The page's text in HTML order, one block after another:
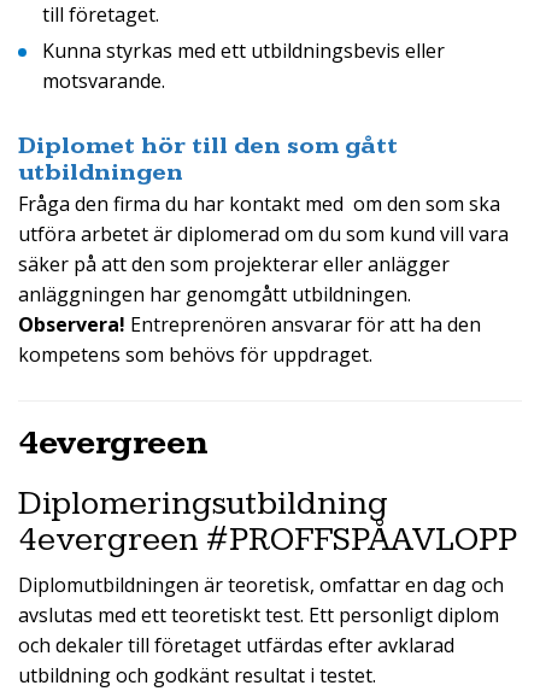
till företaget.
Kunna styrkas med ett utbildningsbevis eller
motsvarande.
Diplomet hör till den som gått
utbildningen
Fråga den firma du har kontakt med om den som ska
utföra arbetet är diplomerad om du som kund vill vara
säker på att den som projekterar eller anlägger
anläggningen har genomgått utbildningen.
Observera! Entreprenören ansvarar för att ha den
kompetens som behövs för uppdraget.
4evergreen
Diplomeringsutbildning
4evergreen #PROFFSPÅAVLOPP
Diplomutbildningen är teoretisk, omfattar en dag och
avslutas med ett teoretiskt test. Ett personligt diplom
och dekaler till företaget utfärdas efter avklarad
utbildning och godkänt resultat i testet.